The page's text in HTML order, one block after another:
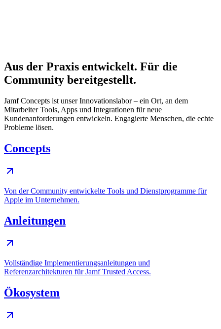
Aus der Praxis entwickelt. Für die
Community bereitgestellt.
Jamf Concepts ist unser Innovationslabor – ein Ort, an dem
Mitarbeiter Tools, Apps und Integrationen für neue
Kundenanforderungen entwickeln. Engagierte Menschen, die echte
Probleme lösen.
Concepts
Von der Community entwickelte Tools und Dienstprogramme für
Apple im Unternehmen.
Anleitungen
Vollständige Implementierungsanleitungen und
Referenzarchitekturen für Jamf Trusted Access.
Ökosystem